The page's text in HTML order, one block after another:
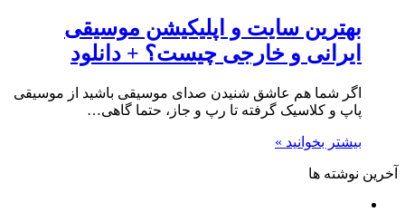
بهترین سایت و اپلیکیشن موسیقی
ایرانی و خارجی چیست؟ + دانلود
اگر شما هم عاشق شنیدن صدای موسیقی باشید از موسیقی
پاپ و کلاسیک گرفته تا رپ و جاز، حتما گاهی…
بیشتر بخوانید »
آخرین نوشته ها